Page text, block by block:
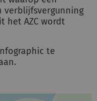
verblijfsvergunning
het AZC wordt
te